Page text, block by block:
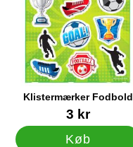
Klistermærker Fodbold
Varenr 327493 kr
Køb